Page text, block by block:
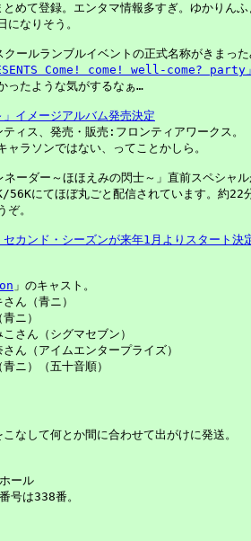
めて登録。エンタマ情報多すぎ。ゆかりん
なりそう。
ールランブルイベントの正式名称がきまっ
Come! come! well-come? party
ったような気がするなぁ…
」イメージアルバム発売決定
ィス、発売・販売:フロンティアワークス。
ラソンではない、ってことかしら。
ーダー～ほほえみの閃士～」直前スペシャ
56Kにてほぼ丸ごと配信されています。約22
。
セカンド・シーズンが来年1月よりスタート決
」のキャスト。
ん（青ニ）
ニ）
さん（シグマセブン）
ん（アイムエンタープライズ）
ニ）（五十音順）
なして何とか間に合わせて出がけに発送。
ール
号は338番。